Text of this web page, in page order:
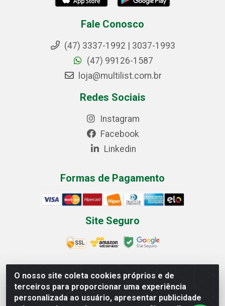
O nosso site coleta cookies próprios e de
terceiros para proporcionar uma experiência
personalizada ao usuário, apresentar publicidade
Fale Conosco
(47) 3337-1992 | 3037-1993
(47) 99126-1587
loja@multilist.com.br
Redes Sociais
Instagram
Facebook
Linkedin
Formas de Pagamento
Site Seguro
Multilist Distribuidora de Cosméticos LTDA - Rua
Anfilóquio Nunes Pires, 4785 - Bela Vista, Gaspar/SC -
CEP 89.111-081 - CNPJ 07.597.795/0001-06